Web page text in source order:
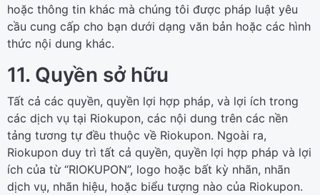
hoặc thông tin khác mà chúng tôi được pháp luật yêu
cầu cung cấp cho bạn dưới dạng văn bản hoặc các hình
thức nội dung khác.
11. Quyền sở hữu
Tất cả các quyền, quyền lợi hợp pháp, và lợi ích trong
các dịch vụ tại Riokupon, các nội dung trên các nền
tảng tương tự đều thuộc về Riokupon. Ngoài ra,
Riokupon duy trì tất cả quyền, quyền lợi hợp pháp và lợi
ích của từ “RIOKUPON”, logo hoặc bất kỳ nhãn, nhãn
dịch vụ, nhãn hiệu, hoặc biểu tượng nào của Riokupon.